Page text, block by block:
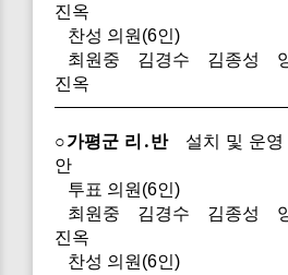
진옥
찬성 의원(6인)
최원중 김경수 김종성
진옥
○가평군 리․반설치 및 운영
안
투표 의원(6인)
최원중 김경수 김종성
진옥
찬성 의원(6인)